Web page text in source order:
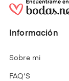
Información
Sobre mi
FAQ'S